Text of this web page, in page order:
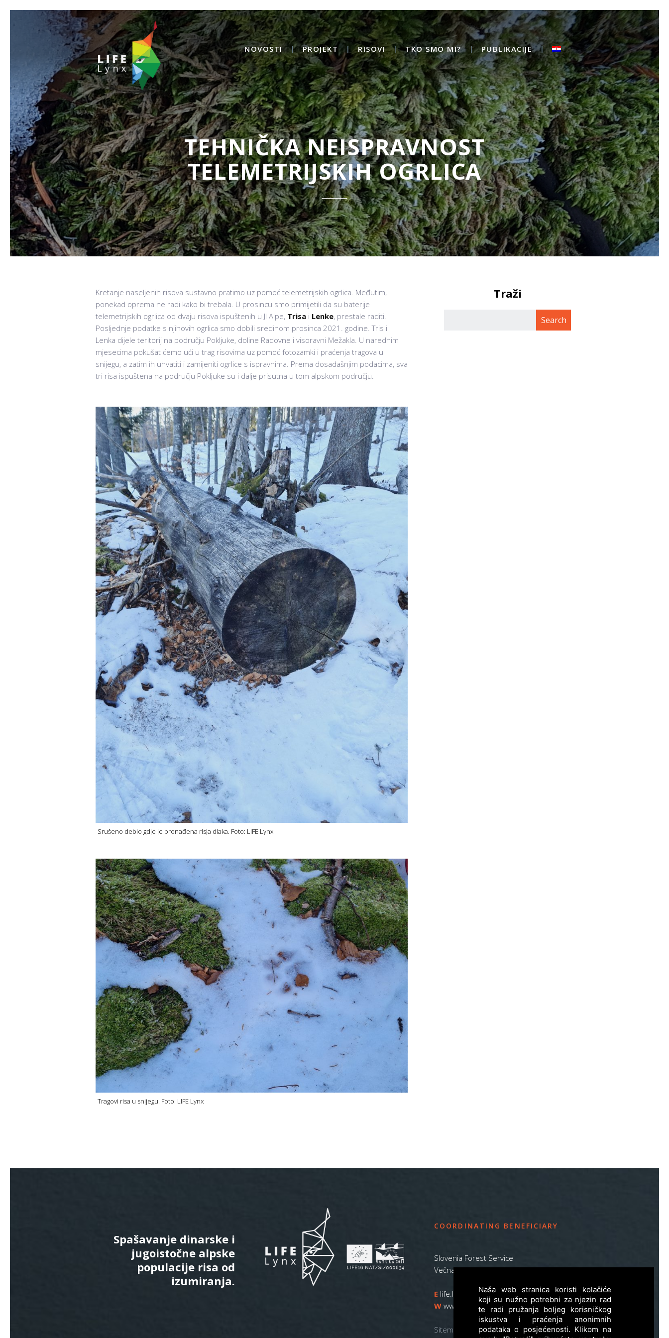
NOVOSTI PROJEKT RISOVI TKO SMO MI? PUBLIKACIJE
TEHNIČKA NEISPRAVNOST
TELEMETRIJSKIH OGRLICA
Kretanje naseljenih risova sustavno pratimo uz pomoć telemetrijskih ogrlica. Međutim,
ponekad oprema ne radi kako bi trebala. U prosincu smo primijetili da su baterije
telemetrijskih ogrlica od dvaju risova ispuštenih u JI Alpe, Trisa i Lenke, prestale raditi.
Posljednje podatke s njihovih ogrlica smo dobili sredinom prosinca 2021. godine. Tris i
Lenka dijele teritorij na području Pokljuke, doline Radovne i visoravni Mežakla. U narednim
mjesecima pokušat ćemo ući u trag risovima uz pomoć fotozamki i praćenja tragova u
snijegu, a zatim ih uhvatiti i zamijeniti ogrlice s ispravnima. Prema dosadašnjim podacima, sva
tri risa ispuštena na području Pokljuke su i dalje prisutna u tom alpskom području.
Srušeno deblo gdje je pronađena risja dlaka. Foto: LIFE Lynx
Tragovi risa u snijegu. Foto: LIFE Lynx
Traži
Spašavanje dinarske i
jugoistočne alpske
populacije risa od
izumiranja.
COORDINATING BENEFICIARY
Slovenia Forest Service
Večna pot 2, SI – 1000 Ljubljana
E life.lynx.eu@gmail.com
W www.zgs.si
Sitemap
Naša web stranica koristi kolačiće
koji su nužno potrebni za njezin rad
te radi pružanja boljeg korisničkog
iskustva i praćenja anonimnih
podataka o posjećenosti. Klikom na